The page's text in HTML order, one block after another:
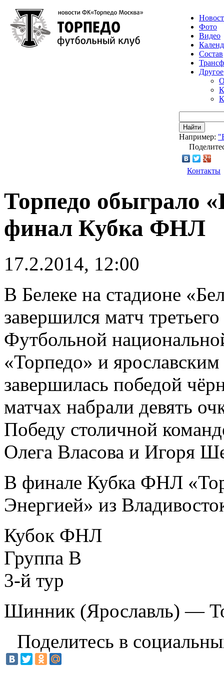
Фото
Видео
Состав
Другое
Найти
Например:
Контакты
Торпедо обыграло
финал Кубка ФНЛ
17.2.2014, 12:00
В Белеке на стадионе
завершился матч
Футбольной
«Торпедо» и
завершилась победой
матчах набрали девять
Победу столичной
Олега Власова и Игоря
В финале Кубка ФНЛ
Энергией» из
Кубок ФНЛ
Группа В
3-й тур
Шинник (Ярославль) —
Поделитесь в